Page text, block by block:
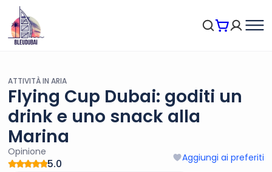
ATTIVITÀ IN ARIA
Flying Cup Dubai: goditi un
drink e uno snack alla
Marina
Opinione
5.0 Aggiungi ai preferiti